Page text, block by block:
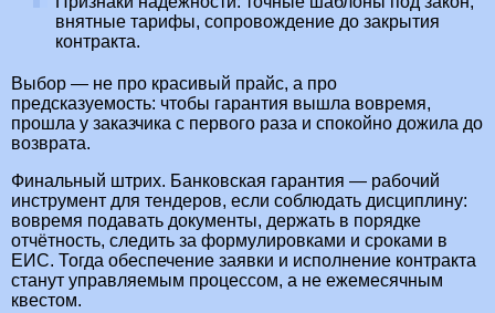
внятные тарифы, сопровождение до закрытия
контракта.
Выбор — не про красивый прайс, а про
предсказуемость: чтобы гарантия вышла вовремя,
прошла у заказчика с первого раза и спокойно дожила до
возврата.
Финальный штрих. Банковская гарантия — рабочий
инструмент для тендеров, если соблюдать дисциплину:
вовремя подавать документы, держать в порядке
отчётность, следить за формулировками и сроками в
ЕИС. Тогда обеспечение заявки и исполнение контракта
станут управляемым процессом, а не ежемесячным
квестом.